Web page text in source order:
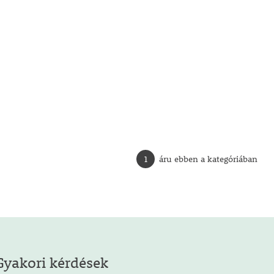
1 áru ebben a kategóriában
kérdések